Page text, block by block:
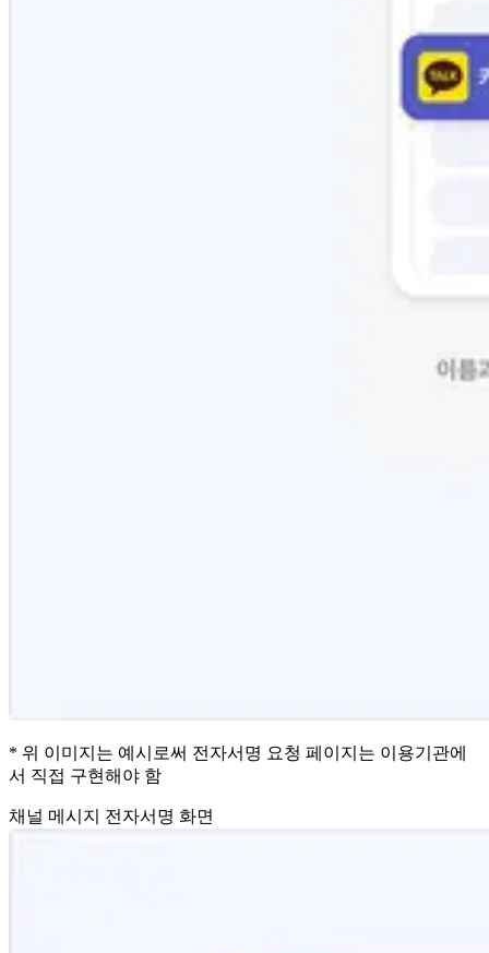
* 위 이미지는 예시로써 전자서명 요청 페이지는 이용기관에
서 직접 구현해야 함
채널 메시지 전자서명 화면